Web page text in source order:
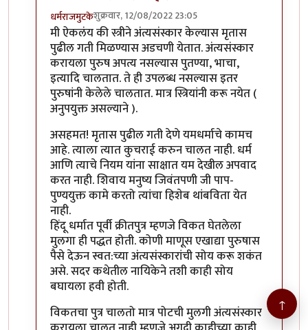
धर्मराजमुटकेशुक्रवार, 12/08/2022 23:05
In reply toक्रीतपुत्र, श्राद्ध वगैरेbyगामा पैलवान
मी ऐकलंय की स्त्रीने अंत्यसंस्कार केल्यास मृतास
पुढील गती मिळण्यास अडचणी येतात. अंत्यसंस्कार
करायला पुरुष अपत्य नसल्यास पुतण्या, भाचा,
इत्यादि चालतात. ते ही उपलब्ध नसल्यास इतर
पुरुषांनी केलेले चालतात. मात्र स्त्रियांनी करू नयेत (
अनुपयुक्त असल्याने ).
असहमत! मृतास पुढील गती देणे यमधर्माचे कामच
आहे. त्याला त्यात कुचराई करुन चालत नाही. धर्म
आणि त्याचे नियम यांना साक्षात यम देखील अपवाद
करत नाही. शिवाय मनुष्य जिवंतपणी जी पाप-
पुण्ययुक्त कामे करतो त्यांचा हिशेब थांबविता येत
नाही.
हिंदू धर्मात पूर्वी क्रीतपुत्र म्हणजे विकत घेतलेला
मुलगा ही पद्धत होती. कोणी माणूस एखाद्या पुरुषास
पैसे देऊन स्वत:च्या अंत्यसंस्कारांची सोय करू शकंत
असे. सदर कथेतील नायिकेने तशी काही सोय
बघायला हवी होती.
विकतचा पुत्र चालतो मात्र पोटची मुलगी अंत्यसंस्कार
↑